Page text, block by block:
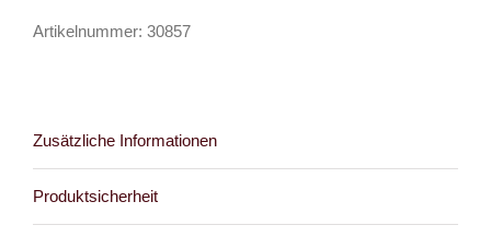
Menge
Artikelnummer: 30857
Zusätzliche Informationen
Produktsicherheit